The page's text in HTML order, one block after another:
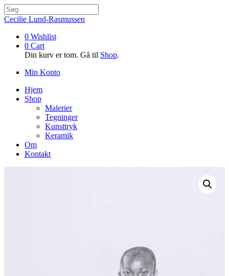
Cecilie Lund-Rasmussen
0 Wishlist
0 Cart
Din kurv er tom. Gå til Shop.
Min Konto
Hjem
Shop
Malerier
Tegninger
Kunsttryk
Keramik
Om
Kontakt